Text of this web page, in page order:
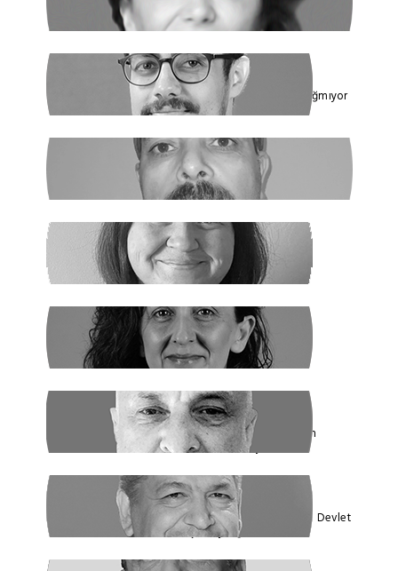
Cumhur İttifakı’nın Hedefi: Kadınlar
ÇAĞDAŞ SİNAN DAĞ
Toplumun Enerjisi Rejimin Çuvalına Sığmıyor
GHADER ANARİ
Ne Şeyh, Ne Şah
SANEM DENİZ KURAL
Yaz Yaz Listeye Bizi De Yaz
SİBEL UZUN
Yasak Tanımadılar
ENDER EREN
Mısır’dan Kanada’ya, Şarm el Şeyh’den
Montreal’e Umutlar Tükeniyor mu?
KADİR DADAN
Türkiye'nin Ekolojik Gerçekleri ve Yeni Devlet
Düzeni 1 - Güçler Ayrılığı